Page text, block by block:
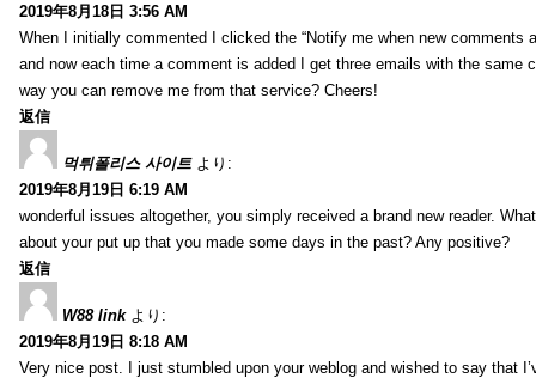
2019年8月18日 3:56 AM
When I initially commented I clicked the “Notify me when new comments
and now each time a comment is added I get three emails with the same
way you can remove me from that service? Cheers!
返信
먹튀폴리스 사이트 より:
2019年8月19日 6:19 AM
wonderful issues altogether, you simply received a brand new reader.
about your put up that you made some days in the past? Any positive?
返信
W88 link より:
2019年8月19日 8:18 AM
Very nice post. I just stumbled upon your weblog and wished to say that